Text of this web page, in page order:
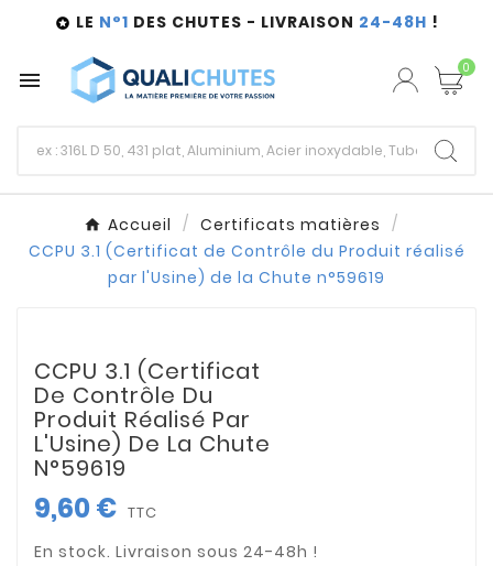
 LE N°1 DES CHUTES - LIVRAISON 24-48H !
 0
Accueil
Certificats matières
CCPU 3.1 (Certificat de Contrôle du Produit réalisé
par l'Usine) de la Chute n°59619
CCPU 3.1 (Certificat
De Contrôle Du
Produit Réalisé Par
L'Usine) De La Chute
N°59619
9,60 € TTC